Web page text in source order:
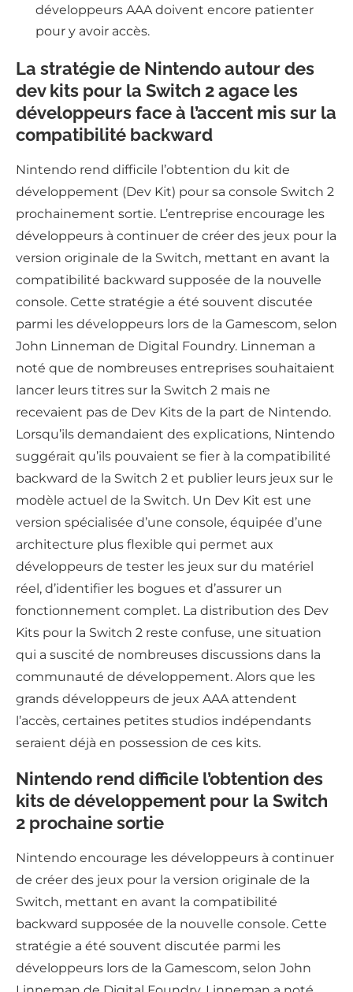
développeurs AAA doivent encore patienter
pour y avoir accès.
La stratégie de Nintendo autour des
dev kits pour la Switch 2 agace les
développeurs face à l’accent mis sur la
compatibilité backward
Nintendo rend difficile l’obtention du kit de
développement (Dev Kit) pour sa console Switch 2
prochainement sortie. L’entreprise encourage les
développeurs à continuer de créer des jeux pour la
version originale de la Switch, mettant en avant la
compatibilité backward supposée de la nouvelle
console. Cette stratégie a été souvent discutée
parmi les développeurs lors de la Gamescom, selon
John Linneman de Digital Foundry. Linneman a
noté que de nombreuses entreprises souhaitaient
lancer leurs titres sur la Switch 2 mais ne
recevaient pas de Dev Kits de la part de Nintendo.
Lorsqu’ils demandaient des explications, Nintendo
suggérait qu’ils pouvaient se fier à la compatibilité
backward de la Switch 2 et publier leurs jeux sur le
modèle actuel de la Switch. Un Dev Kit est une
version spécialisée d’une console, équipée d’une
architecture plus flexible qui permet aux
développeurs de tester les jeux sur du matériel
réel, d’identifier les bogues et d’assurer un
fonctionnement complet. La distribution des Dev
Kits pour la Switch 2 reste confuse, une situation
qui a suscité de nombreuses discussions dans la
communauté de développement. Alors que les
grands développeurs de jeux AAA attendent
l’accès, certaines petites studios indépendants
seraient déjà en possession de ces kits.
Nintendo rend difficile l’obtention des
kits de développement pour la Switch
2 prochaine sortie
Nintendo encourage les développeurs à continuer
de créer des jeux pour la version originale de la
Switch, mettant en avant la compatibilité
backward supposée de la nouvelle console. Cette
stratégie a été souvent discutée parmi les
développeurs lors de la Gamescom, selon John